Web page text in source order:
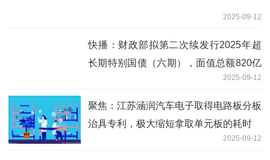
2025-09-12
快播：财政部拟第二次续发行2025年超
长期特别国债（六期），面值总额820亿
2025-09-12
聚焦：江苏涵润汽车电子取得电路板分板
治具专利，极大缩短拿取单元板的耗时
2025-09-12